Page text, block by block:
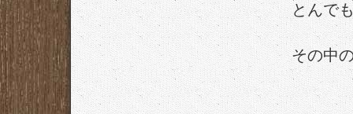
とんで
その中